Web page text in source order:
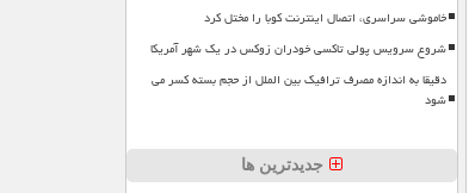
خاموشی سراسری، اتصال اینترنت کوبا را مختل کرد
شروع سرویس پولی تاکسی خودران زوکس در یک شهر آمریکا
دقیقا به اندازه مصرف ترافیک بین الملل از حجم بسته کسر می
شود
جدیدترین ها